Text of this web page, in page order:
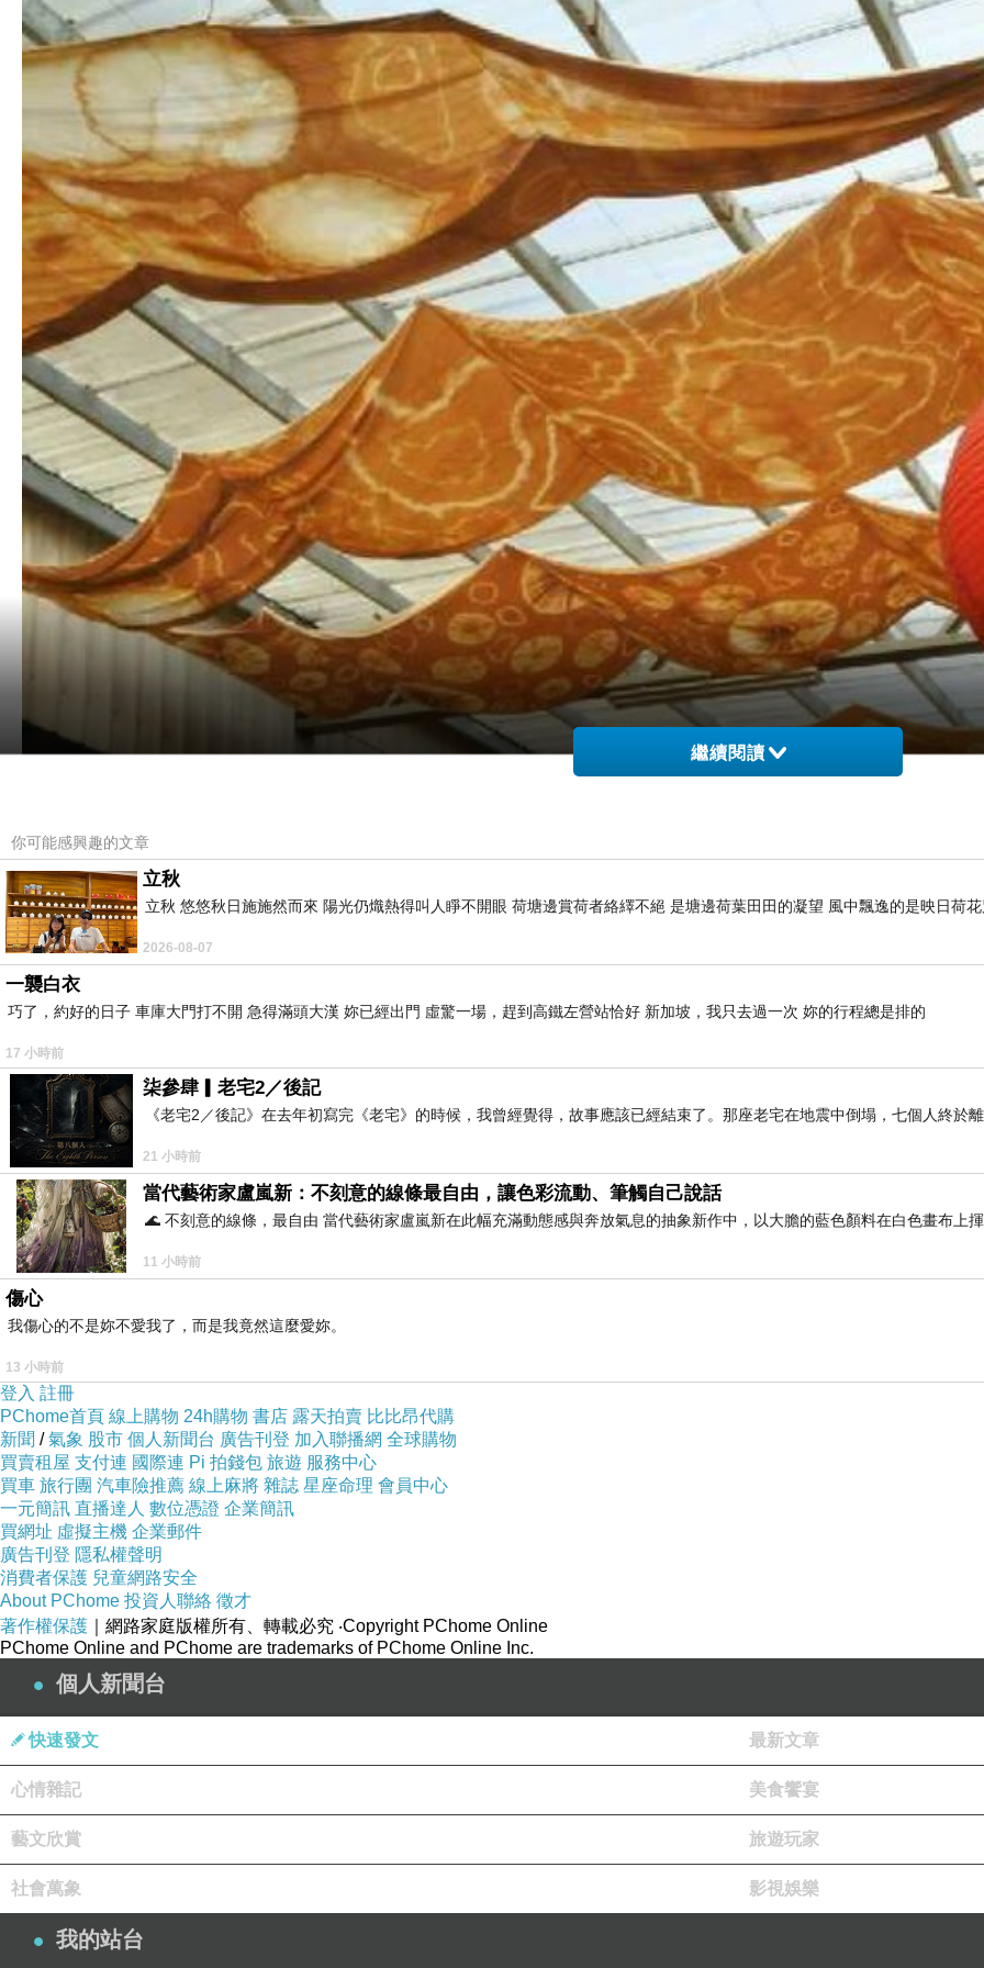
繼續閱讀
你可能感興趣的文章
立秋
立秋 悠悠秋日施施然而來 陽光仍熾熱得叫人睜不開眼 荷塘邊賞荷者絡繹不絕 是塘邊荷葉田田的凝望 風中飄逸的是映日荷
2026-08-07
一襲白衣
巧了，約好的日子 車庫大門打不開 急得滿頭大漢 妳已經出門 虛驚一場，趕到高鐵左營站恰好 新加坡，我只去過一次 妳的行程總是排的
17 小時前
柒參肆▎老宅2／後記
《老宅2／後記》在去年初寫完《老宅》的時候，我曾經覺得，故事應該已經結束了。那座老宅在地震中倒塌，七個人終於
21 小時前
當代藝術家盧嵐新：不刻意的線條最自由，讓色彩流動、筆觸自己說話
🌊 不刻意的線條，最自由 當代藝術家盧嵐新在此幅充滿動態感與奔放氣息的抽象新作中，以大膽的藍色顏料在白色畫布上
11 小時前
傷心
我傷心的不是妳不愛我了，而是我竟然這麼愛妳。
13 小時前
登入 註冊
PChome首頁 線上購物 24h購物 書店 露天拍賣 比比昂代購
新聞 /氣象 股市 個人新聞台 廣告刊登 加入聯播網 全球購物
買賣租屋 支付連 國際連 Pi 拍錢包 旅遊 服務中心
買車 旅行團 汽車險推薦 線上麻將 雜誌 星座命理 會員中心
一元簡訊 直播達人 數位憑證 企業簡訊
買網址 虛擬主機 企業郵件
廣告刊登 隱私權聲明
消費者保護 兒童網路安全
About PChome 投資人聯絡 徵才
著作權保護 ｜網路家庭版權所有、轉載必究 ‧Copyright PChome Online
PChome Online and PChome are trademarks of PChome Online Inc.
個人新聞台
快速發文 最新文章
心情雜記 美食饗宴
藝文欣賞 旅遊玩家
社會萬象 影視娛樂
我的站台